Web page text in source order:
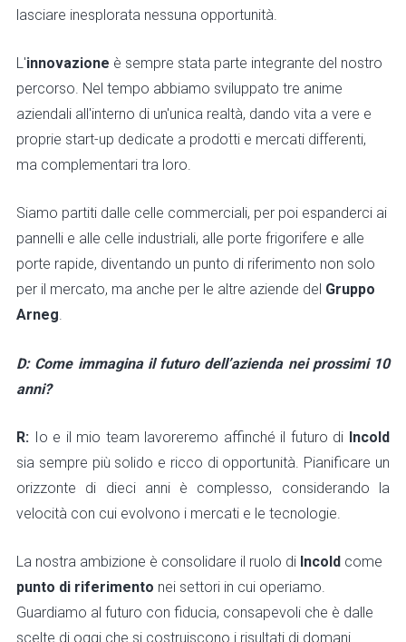
lasciare inesplorata nessuna opportunità.
L'innovazione è sempre stata parte integrante del nostro
percorso. Nel tempo abbiamo sviluppato tre anime
aziendali all'interno di un'unica realtà, dando vita a vere e
proprie start-up dedicate a prodotti e mercati differenti,
ma complementari tra loro.
Siamo partiti dalle celle commerciali, per poi espanderci ai
pannelli e alle celle industriali, alle porte frigorifere e alle
porte rapide, diventando un punto di riferimento non solo
per il mercato, ma anche per le altre aziende del Gruppo
Arneg.
D: Come immagina il futuro dell’azienda nei prossimi 10
anni?
R: Io e il mio team lavoreremo affinché il futuro di Incold
sia sempre più solido e ricco di opportunità. Pianificare un
orizzonte di dieci anni è complesso, considerando la
velocità con cui evolvono i mercati e le tecnologie.
La nostra ambizione è consolidare il ruolo di Incold come
punto di riferimento nei settori in cui operiamo.
Guardiamo al futuro con fiducia, consapevoli che è dalle
scelte di oggi che si costruiscono i risultati di domani.